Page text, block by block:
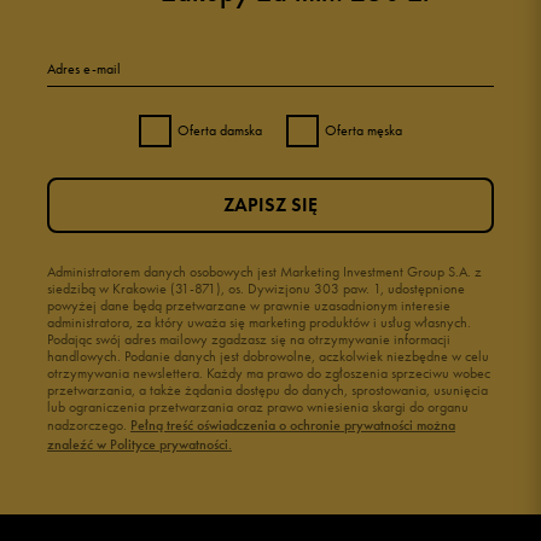
Adres e-mail
Oferta damska Oferta męska
Administratorem danych osobowych jest Marketing Investment Group S.A. z
siedzibą w Krakowie (31-871), os. Dywizjonu 303 paw. 1, udostępnione
powyżej dane będą przetwarzane w prawnie uzasadnionym interesie
administratora, za który uważa się marketing produktów i usług własnych.
Podając swój adres mailowy zgadzasz się na otrzymywanie informacji
handlowych. Podanie danych jest dobrowolne, aczkolwiek niezbędne w celu
otrzymywania newslettera. Każdy ma prawo do zgłoszenia sprzeciwu wobec
przetwarzania, a także żądania dostępu do danych, sprostowania, usunięcia
lub ograniczenia przetwarzania oraz prawo wniesienia skargi do organu
nadzorczego. Pełną treść oświadczenia o ochronie prywatności można
znaleźć w Polityce prywatności.
ZAPISZ SIĘ